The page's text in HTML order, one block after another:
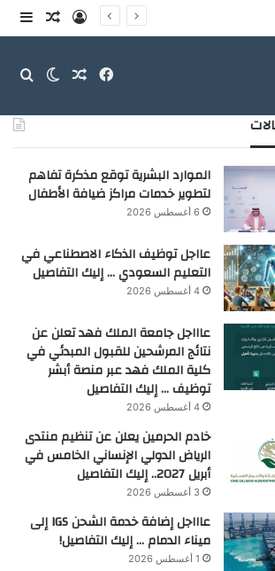
تسجيلمقال
فيسبوك
مقال الوضع
الموارد البشرية توقع مذكرة تفاهم
لتطوير خدمات مراكز ضيافة الأطفال
6 أغسطس 2026
عااجل توظيف الذكاء الاصطناعي في
التعليم السعودي … إليك التفاصيل
4 أغسطس 2026
عاااجل جامعة الملك فهد تعلن عن
نتائج المرشحين للقبول المبدئي في
كلية الملك فهد عبر منصة أبشر
توظيف … إليك التفاصيل
4 أغسطس 2026
خادم الحرمين يعلن عن تنظيم منتدى
الرياض الدولي الإنساني الخامس في
أبريل 2027.. إليك التفاصيل
3 أغسطس 2026
عاااجل إضافة خدمة الشحن IGS إلى
ميناء الدمام … إليك التفاصيل!
1 أغسطس 2026